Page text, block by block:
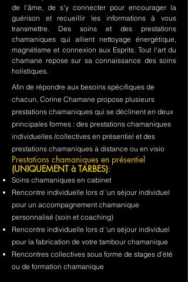
de l'âme, de s'y connecter pour encourager la
guérison et recueillir les informations à vous
transmettre. Des soins et des prestations
chamaniques qui allient nettoyage énergétique,
magnétisme et connexion aux Esprits. Tout l'art du
chamane repose sur sa connaissance des soins
holistiques.
Afin de répondre aux besoins spécifiques de
chacun, Corine Chamane propose plusieurs
prestations chamaniques qui se déclinent en deux
principales formes : des prestations chamaniques
individuelles /collectives en présentiel et des
prestations chamaniques à distance ou en visio
Prestations chamaniques en présentiel
(UNIQUEMENT à TARBES):
Soins chamaniques en cabinet
Rencontre individuelle lors d 'un séjour individuel
pour un accompagnement chamanique
personnalisé (soin et coaching)
Rencontre individuelle lors d 'un séjour individuel
pour la fabrication de votre tambour chamanique
Rencontres collectives sous forme de stages d'été
ou de formation chamanique